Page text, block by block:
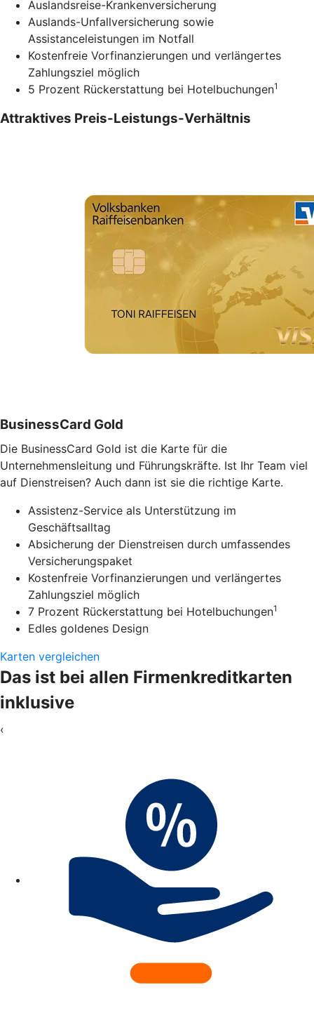
Auslandsreise-Krankenversicherung
Auslands-Unfallversicherung sowie
Assistanceleistungen im Notfall
Kostenfreie Vorfinanzierungen und verlängertes
Zahlungsziel möglich
5 Prozent Rückerstattung bei Hotelbuchungen1
Attraktives Preis-Leistungs-Verhältnis
BusinessCard Gold
Die BusinessCard Gold ist die Karte für die
Unternehmensleitung und Führungskräfte. Ist Ihr Team viel
auf Dienstreisen? Auch dann ist sie die richtige Karte.
Assistenz-Service als Unterstützung im
Geschäftsalltag
Absicherung der Dienstreisen durch umfassendes
Versicherungspaket
Kostenfreie Vorfinanzierungen und verlängertes
Zahlungsziel möglich
7 Prozent Rückerstattung bei Hotelbuchungen1
Edles goldenes Design
Karten vergleichen
Das ist bei allen Firmenkreditkarten
inklusive
‹